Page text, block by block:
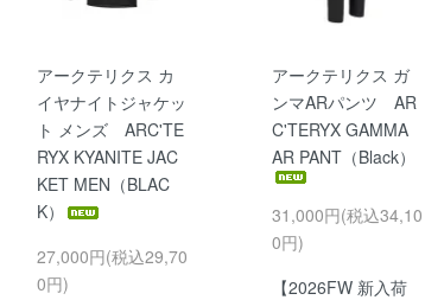
アークテリクス カ
イヤナイトジャケッ
ト メンズ ARC'TE
RYX KYANITE JAC
KET MEN（BLAC
K）
27,000円(税込29,70
0円)
アークテリクス ガ
ンマARパンツ AR
C'TERYX GAMMA
AR PANT（Black）
31,000円(税込34,10
0円)
【2026FW 新入荷